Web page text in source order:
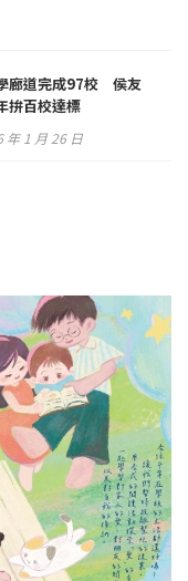
廊道完成97校 侯友
拚百校達標
年 1 月 26 日